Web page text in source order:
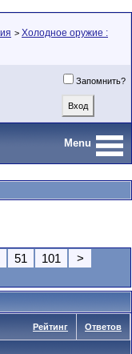
> Холодное оружие :
Запомнить?
Menu
51 101
>
Рейтинг Ответов